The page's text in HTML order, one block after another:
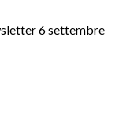
6 settembre